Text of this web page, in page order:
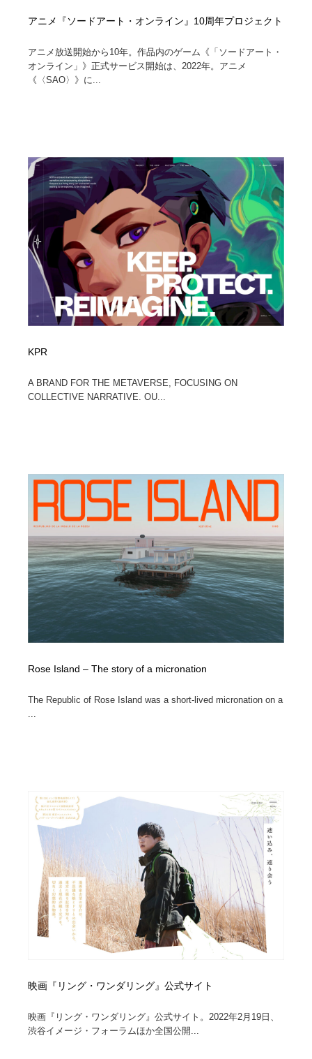
アニメ『ソードアート・オンライン』10周年プロジェクト
アニメ放送開始から10年。作品内のゲーム《「ソードアート・
オンライン」》正式サービス開始は、2022年。アニメ
《〈SAO〉》に...
KPR
A BRAND FOR THE METAVERSE, FOCUSING ON
COLLECTIVE NARRATIVE. OU...
Rose Island – The story of a micronation
The Republic of Rose Island was a short-lived micronation on a
...
映画『リング・ワンダリング』公式サイト
映画『リング・ワンダリング』公式サイト。2022年2月19日、
渋谷イメージ・フォーラムほか全国公開...